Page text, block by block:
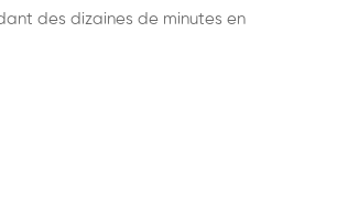
des dizaines de minutes en